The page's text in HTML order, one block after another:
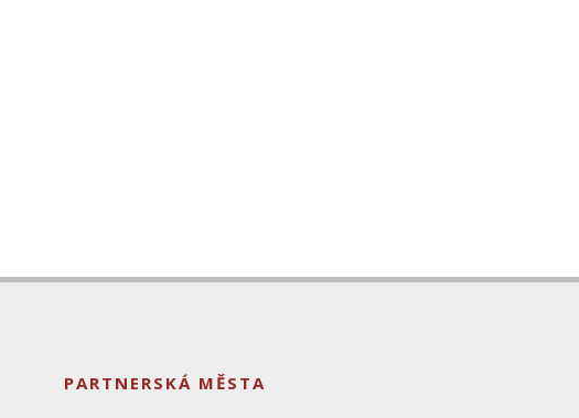
PARTNERSKÁ MĚSTA